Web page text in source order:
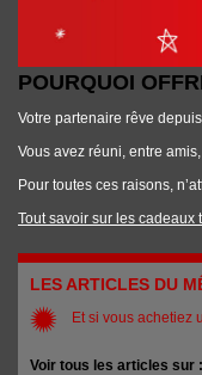
POURQUOI
Votre partenaire rêve
Vous avez réuni, entre
Pour toutes ces raisons,
Tout savoir sur les cadeaux
LES ARTICLES DU
Et si vous achetiez
Voir tous les articles sur :